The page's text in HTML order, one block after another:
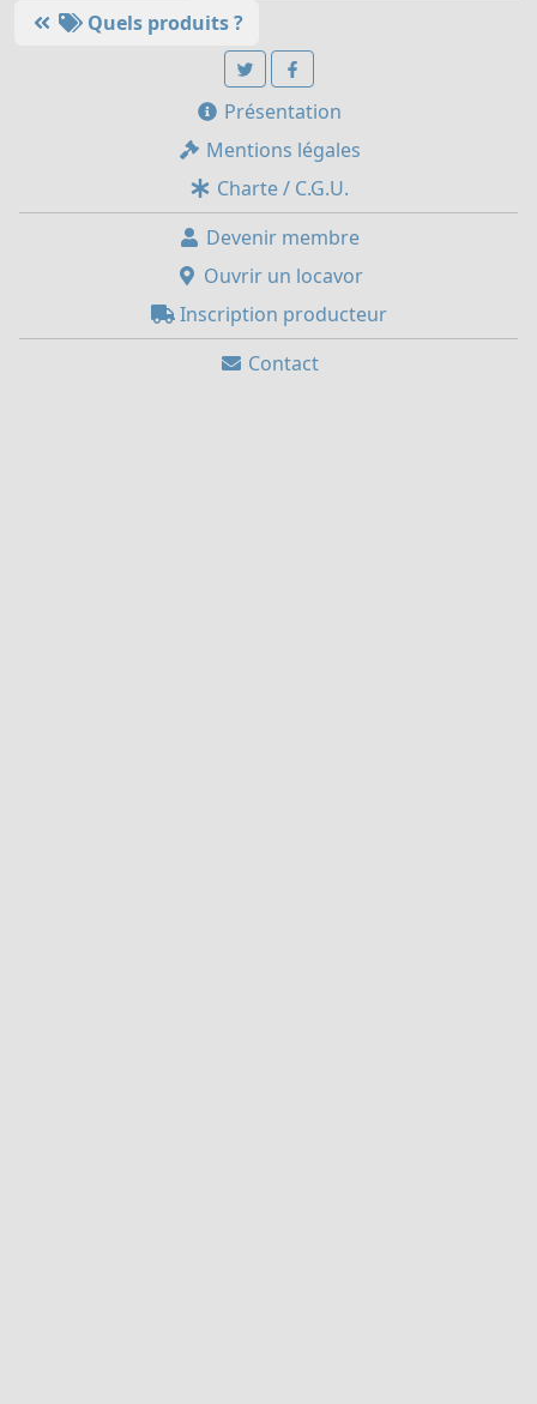
Quels produits ?
Présentation
Mentions légales
Charte / C.G.U.
Devenir membre
Ouvrir un locavor
Inscription producteur
Contact